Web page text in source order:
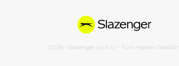
2026- Slazenger.com.tr - Tüm Hakları Saklıdır.